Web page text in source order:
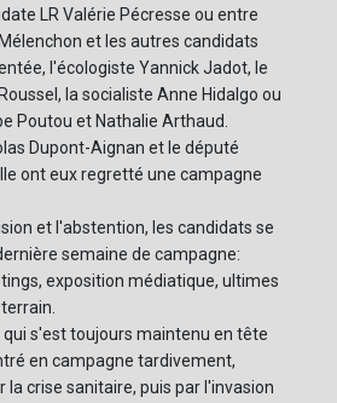
LR Valérie Pécresse ou entre
et les autres candidats
l'écologiste Yannick Jadot, le
la socialiste Anne Hidalgo ou
Poutou et Nathalie Arthaud.
Dupont-Aignan et le député
ont eux regretté une campagne
et l'abstention, les candidats se
semaine de campagne:
exposition médiatique, ultimes
qui s'est toujours maintenu en tête
en campagne tardivement,
la crise sanitaire, puis par l'invasion